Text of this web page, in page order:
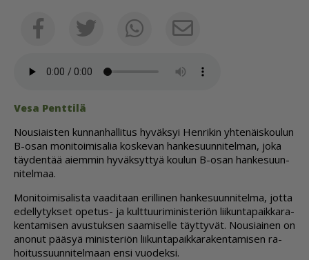
FacebookTwitterWhatsappSähköposti
Vesa Pent­ti­lä
Nou­si­ais­ten kun­nan­hal­li­tus hy­väk­syi Hen­ri­kin yh­te­näis­kou­lun
B-osan mo­ni­toi­mi­sa­lia kos­ke­van han­ke­suun­ni­tel­man, joka
täy­den­tää ai­em­min hy­väk­syt­tyä kou­lun B-osan han­ke­suun­
ni­tel­maa.
Mo­ni­toi­mi­sa­lis­ta vaa­di­taan eril­li­nen han­ke­suun­ni­tel­ma, jot­ta
edel­ly­tyk­set ope­tus- ja kult­tuu­ri­mi­nis­te­ri­ön lii­kun­ta­paik­ka­ra­
ken­ta­mi­sen avus­tuk­sen saa­mi­sel­le täyt­ty­vät. Nou­si­ai­nen on
ano­nut pää­syä mi­nis­te­ri­ön lii­kun­ta­paik­ka­ra­ken­ta­mi­sen ra­
hoi­tus­suun­ni­tel­maan en­si vuo­dek­si.